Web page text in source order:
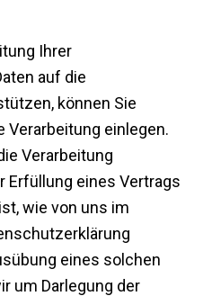
Ihrer
auf die
können Sie
Verarbeitung einlegen.
Verarbeitung
Erfüllung eines Vertrags
wie von uns im
eines solchen
um Darlegung der